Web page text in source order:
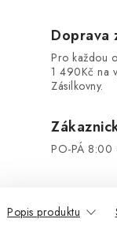
Doprava
Pro každou
1 490Kč na
Zásilkovny.
PO-PÁ 8:00
Popis produktu